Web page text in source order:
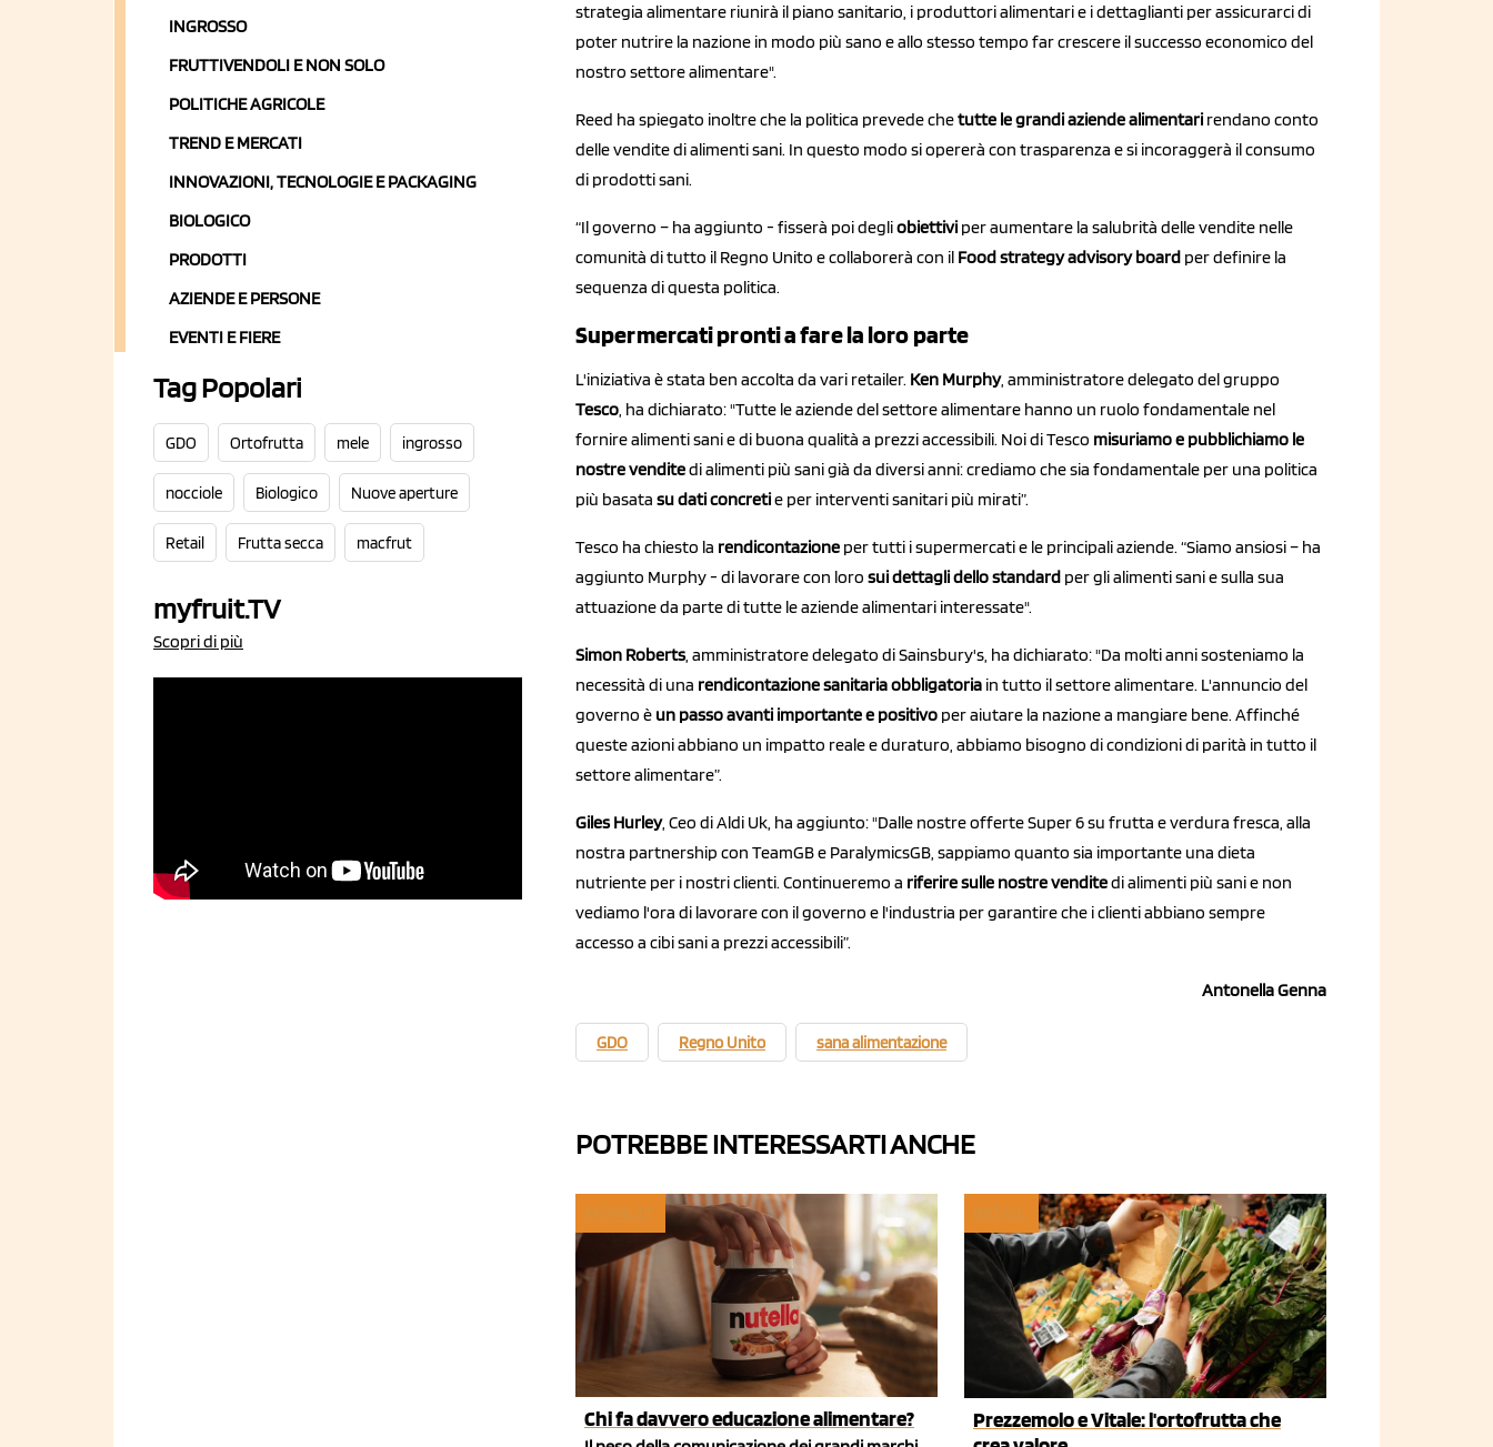
INGROSSO
FRUTTIVENDOLI E NON SOLO
POLITICHE AGRICOLE
TREND E MERCATI
INNOVAZIONI, TECNOLOGIE E PACKAGING
BIOLOGICO
PRODOTTI
AZIENDE E PERSONE
EVENTI E FIERE
Tag Popolari
GDO Ortofrutta mele ingrosso
nocciole Biologico Nuove aperture
Retail Frutta secca macfrut
myfruit.TV
Scopri di più
strategia alimentare riunirà il piano sanitario, i produttori alimentari e i dettaglianti per assicurarci di
poter nutrire la nazione in modo più sano e allo stesso tempo far crescere il successo economico del
nostro settore alimentare".
Reed ha spiegato inoltre che la politica prevede chetutte le grandi aziende alimentari rendano conto
delle vendite di alimenti sani. In questo modo si opererà con trasparenza e si incoraggerà il consumo
di prodotti sani.
“Il governo – ha aggiunto - fisserà poi degliobiettivi per aumentare la salubrità delle vendite nelle
comunità di tutto il Regno Unito e collaborerà con il Food strategy advisory board per definire la
sequenza di questa politica.
Supermercati pronti a fare la loro parte
L'iniziativa è stata ben accolta da vari retailer. Ken Murphy, amministratore delegato del gruppo
Tesco , ha dichiarato: "Tutte le aziende del settore alimentare hanno un ruolo fondamentale nel
fornire alimenti sani e di buona qualità a prezzi accessibili. Noi di Tesco misuriamo e pubblichiamo le
nostre venditedi alimenti più sani già da diversi anni: crediamo che sia fondamentale per una politica
più basata su dati concretie per interventi sanitari più mirati”.
Tesco ha chiesto la rendicontazione per tutti i supermercati e le principali aziende. “Siamo ansiosi – ha
aggiunto Murphy - di lavorare con loro sui dettagli dello standard per gli alimenti sani e sulla sua
attuazione da parte di tutte le aziende alimentari interessate".
Simon Roberts, amministratore delegato di Sainsbury's, ha dichiarato: "Da molti anni sosteniamo la
necessità di una rendicontazione sanitaria obbligatoria in tutto il settore alimentare. L'annuncio del
governo è un passo avanti importante e positivo per aiutare la nazione a mangiare bene. Affinché
queste azioni abbiano un impatto reale e duraturo, abbiamo bisogno di condizioni di parità in tutto il
settore alimentare”.
Giles Hurley, Ceo di Aldi Uk, ha aggiunto: "Dalle nostre offerte Super 6 su frutta e verdura fresca, alla
nostra partnership con TeamGB e ParalymicsGB, sappiamo quanto sia importante una dieta
nutriente per i nostri clienti. Continueremo a riferire sulle nostre venditedi alimenti più sani e non
vediamo l'ora di lavorare con il governo e l'industria per garantire che i clienti abbiano sempre
accesso a cibi sani a prezzi accessibili”.
Antonella Genna
GDO Regno Unito sana alimentazione
POTREBBE INTERESSARTI ANCHE
Chi fa davvero educazione alimentare?
Prezzemolo e Vitale: l'ortofrutta che